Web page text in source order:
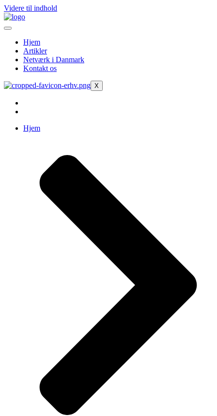
Videre til indhold
Hjem
Artikler
Netværk i Danmark
Kontakt os
X
Hjem